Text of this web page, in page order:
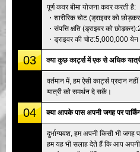
पूर्ण कवर बीमा योजना कवर करती है:
・शारीरिक चोट (ड्राइवर को
・संपत्ति क्षति (ड्राइवर को
・ड्राइवर की चोट:5,000,000 येन
03 क्या कुछ कार्ट्स में एक से अधिक
वर्तमान में, हम ऐसी कार्ट्स प्रदान
यात्री को समर्थन दे सकें।
04 क्या आपके पास अपनी जगह पर
दुर्भाग्यवश, हम अपनी किसी भी जगह
हम यह भी सलाह देते हैं कि आप